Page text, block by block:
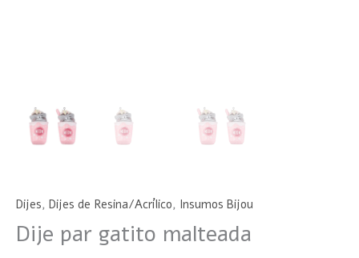
Dijes, Dijes de Resina/Acrílico, Insumos Bijou
Dije par gatito malteada